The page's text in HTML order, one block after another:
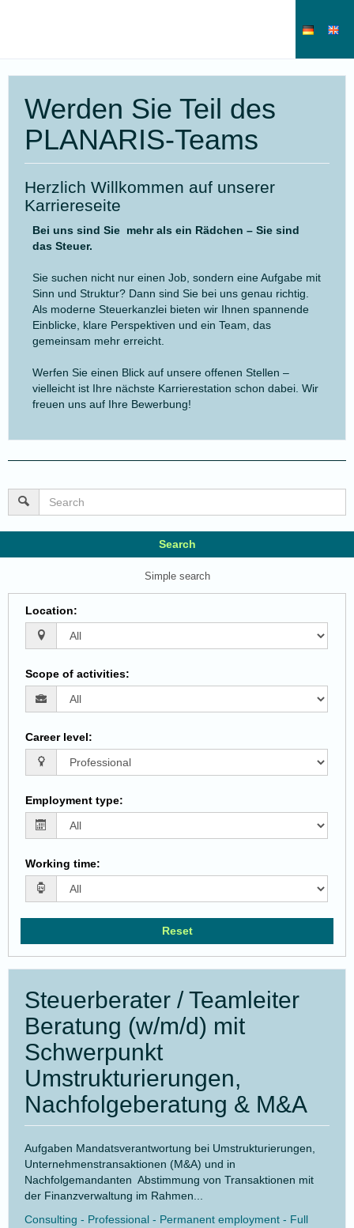
Werden Sie Teil des
PLANARIS-Teams
Herzlich Willkommen auf unserer
Karriereseite
Bei uns sind Sie mehr als ein Rädchen – Sie sind
das Steuer.
Sie suchen nicht nur einen Job, sondern eine Aufgabe mit
Sinn und Struktur? Dann sind Sie bei uns genau richtig.
Als moderne Steuerkanzlei bieten wir Ihnen spannende
Einblicke, klare Perspektiven und ein Team, das
gemeinsam mehr erreicht.
Werfen Sie einen Blick auf unsere offenen Stellen –
vielleicht ist Ihre nächste Karrierestation schon dabei. Wir
freuen uns auf Ihre Bewerbung!
Search
Simple search
Location:
Scope of activities:
Career level:
Employment type:
Working time:
Reset
Steuerberater / Teamleiter
Beratung (w/m/d) mit
Schwerpunkt
Umstrukturierungen,
Nachfolgeberatung & M&A
Aufgaben Mandatsverantwortung bei Umstrukturierungen,
Unternehmenstransaktionen (M&A) und in
Nachfolgemandanten Abstimmung von Transaktionen mit
der Finanzverwaltung im Rahmen...
Consulting - Professional - Permanent employment - Full